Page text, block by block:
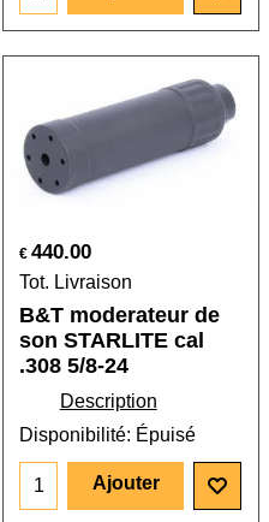
€ 440.00
Tot. Livraison
B&T moderateur de
son STARLITE cal
.308 5/8-24
Description
Disponibilité: Épuisé
Ajouter